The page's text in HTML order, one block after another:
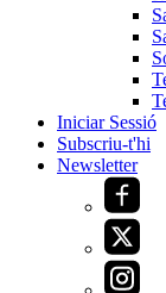
Iniciar Sessió
Subscriu-t'hi
Newsletter